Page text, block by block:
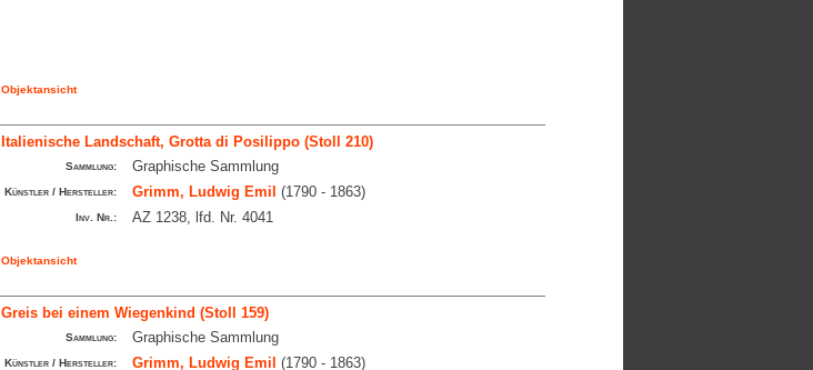
Objektansicht
Italienische Landschaft, Grotta di Posilippo (Stoll 210)
Sammlung: Graphische Sammlung
Künstler / Hersteller: Grimm, Ludwig Emil (1790 - 1863)
Inv. Nr.: AZ 1238, lfd. Nr. 4041
Objektansicht
Greis bei einem Wiegenkind (Stoll 159)
Sammlung: Graphische Sammlung
Künstler / Hersteller: Grimm, Ludwig Emil (1790 - 1863)